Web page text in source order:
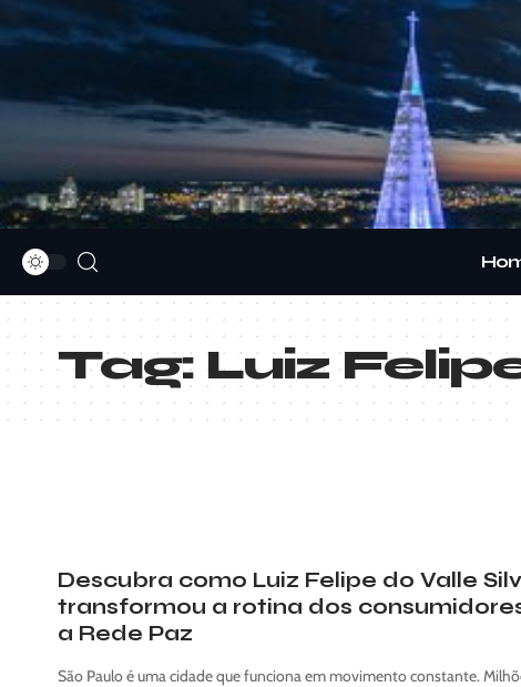
Tag: Luiz
Descubra como Luiz Felipe do Valle
transformou a rotina dos
a Rede Paz
São Paulo é uma cidade que funciona em movimento constante.